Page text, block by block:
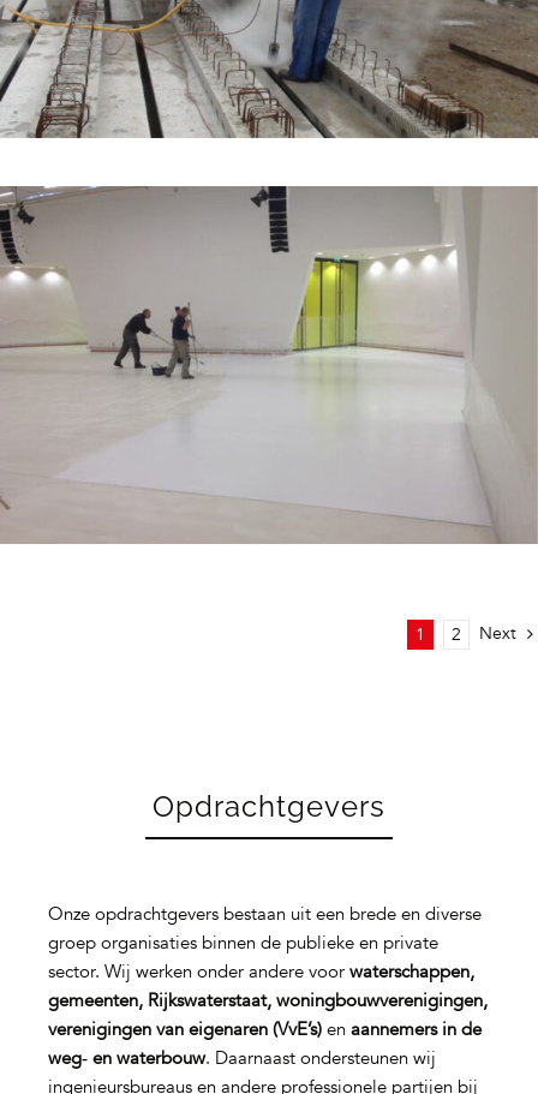
1 2 Next
Opdrachtgevers
Onze opdrachtgevers bestaan uit een brede en diverse
groep organisaties binnen de publieke en private
sector. Wij werken onder andere voor waterschappen,
gemeenten, Rijkswaterstaat, woningbouwverenigingen,
verenigingen van eigenaren (VvE’s)en aannemers in de
weg‑ en waterbouw. Daarnaast ondersteunen wij
ingenieursbureaus en andere professionele partijen bij